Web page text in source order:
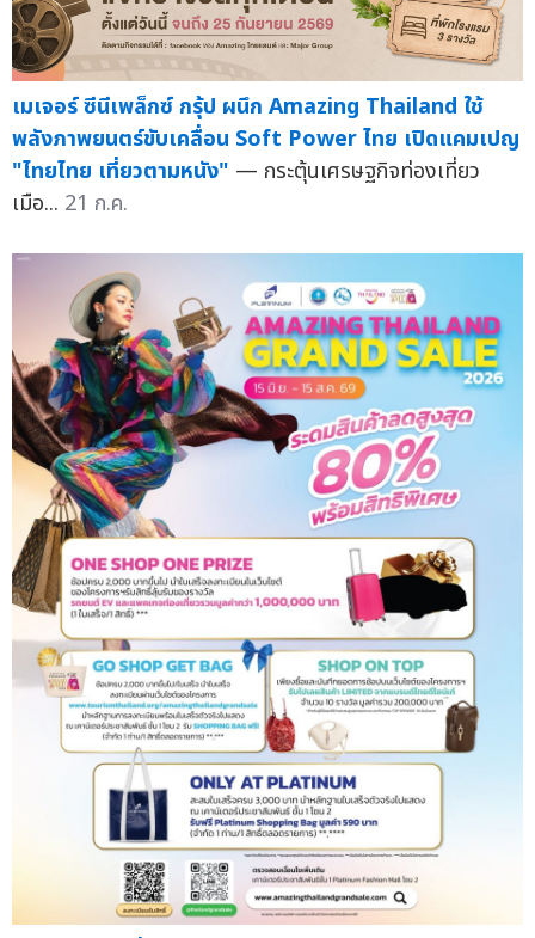
เมเจอร์ ซีนีเพล็กซ์ กรุ้ป ผนึก Amazing Thailand ใช้
พลังภาพยนตร์ขับเคลื่อน Soft Power ไทย เปิดแคมเปญ
"ไทยไทย เที่ยวตามหนัง" — กระตุ้นเศรษฐกิจท่องเที่ยว
เมือ... 21 ก.ค.